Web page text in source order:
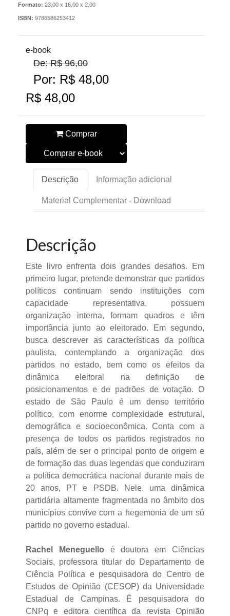
Formato: 23,00 x 16,00 x 2,00
ISBN: 9786586253412
e-book
De: R$ 96,00
Por: R$ 48,00
R$ 48,00
Comprar
Descrição Informação adicional
Material Complementar - Download
Descrição
Este livro enfrenta dois grandes desafios. Em
primeiro lugar, pretende demonstrar que partidos
políticos continuam sendo instituições com
capacidade representativa, possuem
organização interna, formam quadros e têm
importância junto ao eleitorado. Em segundo,
busca descrever as características da política
paulista, contemplando a organização dos
partidos no estado, bem como os efeitos da
dinâmica eleitoral na definição de
posicionamentos e de padrões de votação. O
estado de São Paulo é um denso território
político, com enorme complexidade estrutural,
demográfica e socioeconômica. Conta com a
presença de todos os partidos registrados no
país, além de ser o principal ponto de origem e
de formação das duas legendas que conduziram
a política democrática nacional durante mais de
20 anos, PT e PSDB. Nele, uma dinâmica
partidária altamente fragmentada no âmbito dos
municípios convive com a hegemonia de um só
partido no governo estadual.
Rachel Meneguello é doutora em Ciências
Sociais, professora titular do Departamento de
Ciência Política e pesquisadora do Centro de
Estudos de Opinião (CESOP) da Universidade
Estadual de Campinas. É pesquisadora do
CNPq e editora científica da revista Opinião